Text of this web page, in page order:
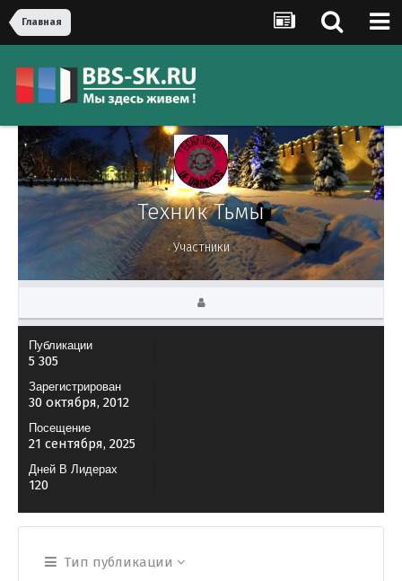
Главная
Техник Тьмы
Участники
Публикации
5 305
Зарегистрирован
30 октября, 2012
Посещение
21 сентября, 2025
Дней В Лидерах
120
Тип публикации